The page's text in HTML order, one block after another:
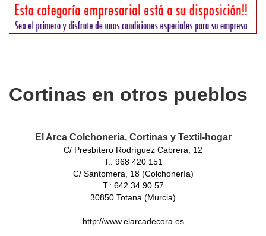
Cortinas en otros pueblos
El Arca Colchonería, Cortinas y Textil-hogar
C/ Presbítero Rodríguez Cabrera, 12
T.: 968 420 151
C/ Santomera, 18 (Colchonería)
T.: 642 34 90 57
30850 Totana (Murcia)
http://www.elarcadecora.es